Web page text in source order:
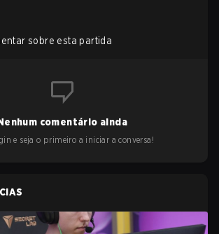
sobre esta partida
comentário ainda
e seja o primeiro a iniciar a conversa!